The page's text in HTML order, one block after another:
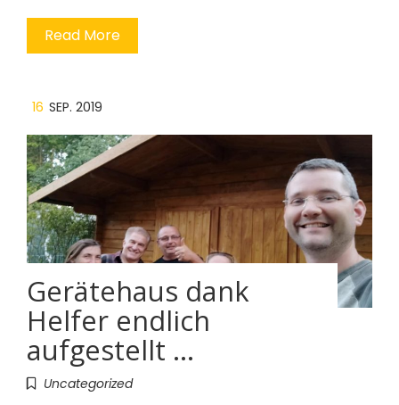
Read More
16 SEP. 2019
Gerätehaus dank
Helfer endlich
aufgestellt …
Uncategorized